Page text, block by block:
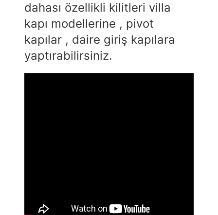
dahası özellikli kilitleri villa
kapı modellerine , pivot
kapılar , daire giriş kapılara
yaptırabilirsiniz.